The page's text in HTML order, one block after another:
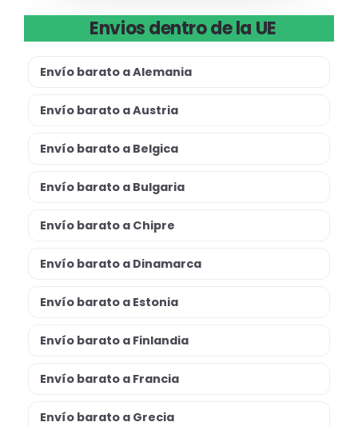
Envios dentro de la UE
Envío barato a Alemania
Envío barato a Austria
Envío barato a Belgica
Envío barato a Bulgaria
Envío barato a Chipre
Envío barato a Dinamarca
Envío barato a Estonia
Envío barato a Finlandia
Envío barato a Francia
Envío barato a Grecia